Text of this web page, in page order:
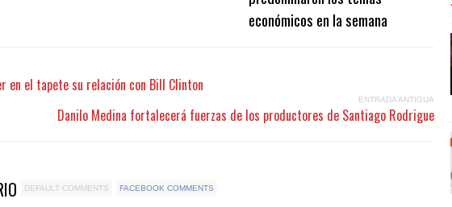
económicos en la semana
en el tapete su relación con Bill Clinton
ENTRADA ANTIGUA
Danilo Medina fortalecerá fuerzas de los productores de Santiago Rodrigue
DEFAULT COMMENTS FACEBOOK COMMENTS